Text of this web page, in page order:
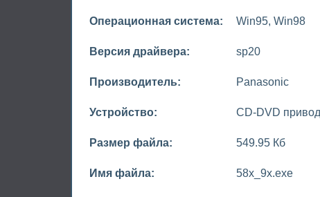
Операционная система: Win95, Win98
Версия драйвера: sp20
Производитель: Panasonic
Устройство: CD-DVD
Размер файла: 549.95 Кб
Имя файла: 58x_9x.exe